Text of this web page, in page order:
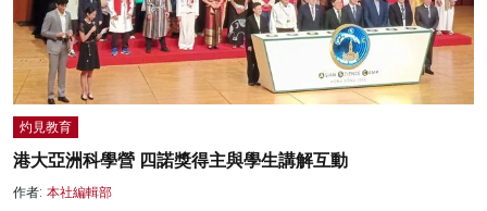
灼見教育
港大亞洲科學營 四諾獎得主與學生講解互動
作者: 本社編輯部